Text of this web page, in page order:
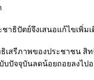
ชาธิปัตย์จึงเสนอแก้ไขเพิ่
ธิเสรีภาพของประชาชน
ปัจจุบันลดน้อยถอยลงไปอ